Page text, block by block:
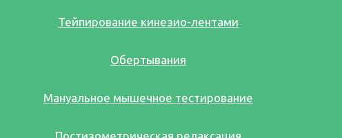
Тейпирование кинезио-лентами
Обертывания
Мануальное мышечное тестирование